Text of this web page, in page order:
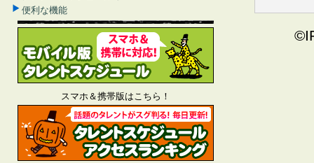
便利な機能
スマホ＆携帯版はこちら！